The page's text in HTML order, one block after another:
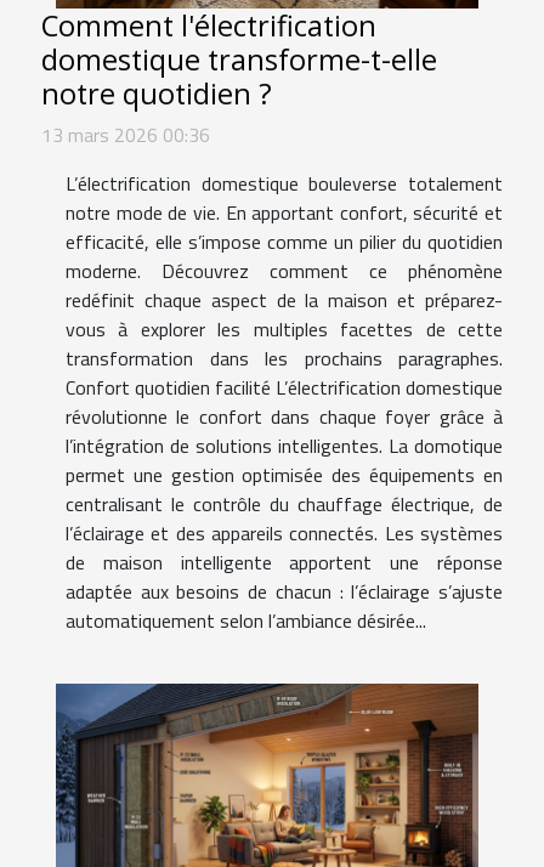
Comment l'électrification
domestique transforme-t-elle
notre quotidien ?
13 mars 2026 00:36
L’électrification domestique bouleverse totalement
notre mode de vie. En apportant confort, sécurité et
efficacité, elle s’impose comme un pilier du quotidien
moderne. Découvrez comment ce phénomène
redéfinit chaque aspect de la maison et préparez-
vous à explorer les multiples facettes de cette
transformation dans les prochains paragraphes.
Confort quotidien facilité L’électrification domestique
révolutionne le confort dans chaque foyer grâce à
l’intégration de solutions intelligentes. La domotique
permet une gestion optimisée des équipements en
centralisant le contrôle du chauffage électrique, de
l’éclairage et des appareils connectés. Les systèmes
de maison intelligente apportent une réponse
adaptée aux besoins de chacun : l’éclairage s’ajuste
automatiquement selon l’ambiance désirée...